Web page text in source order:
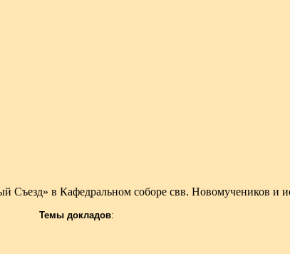
Съезд» в Кафедральном соборе свв. Новомучеников и
Темы докладов: